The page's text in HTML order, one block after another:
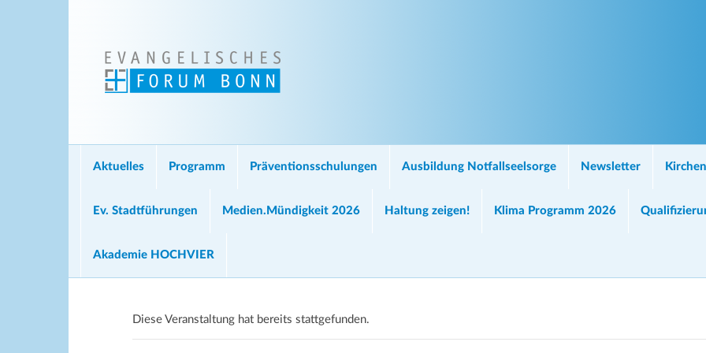
Aktuelles Programm Präventionsschulungen Ausbildung Notfallseelsorge Newsletter
Ev. Stadtführungen Medien.Mündigkeit 2026 Haltung zeigen! Klima Programm 2026
Akademie HOCHVIER
Diese Veranstaltung hat bereits stattgefunden.